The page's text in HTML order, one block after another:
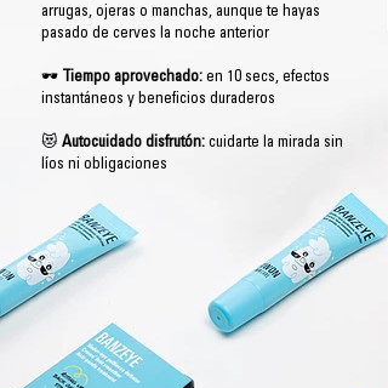
arrugas, ojeras o manchas, aunque te hayas
pasado de cerves la noche anterior
🕶️ Tiempo aprovechado: en 10 secs, efectos
instantáneos y beneficios duraderos
😻 Autocuidado disfrutón: cuidarte la mirada sin
líos ni obligaciones